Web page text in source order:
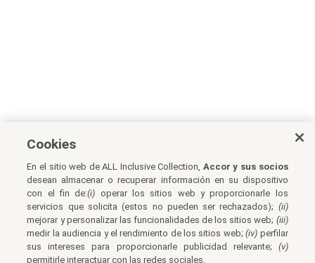
Cookies
En el sitio web de ALL Inclusive Collection, Accor y sus socios
desean almacenar o recuperar información en su dispositivo
con el fin de:(i) operar los sitios web y proporcionarle los
servicios que solicita (estos no pueden ser rechazados); (ii)
mejorar y personalizar las funcionalidades de los sitios web; (iii)
medir la audiencia y el rendimiento de los sitios web;(iv) perfilar
sus intereses para proporcionarle publicidad relevante; (v)
permitirle interactuar con las redes sociales.